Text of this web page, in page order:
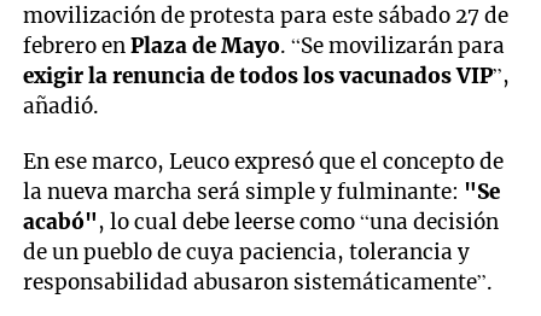
movilización de protesta para este sábado 27 de
febrero enPlaza de Mayo. “Se movilizarán para
exigir la renuncia de todos los vacunados VIP”,
añadió.
En ese marco, Leuco expresó que el concepto de
la nueva marcha será simple y fulminante: "Se
acabó", lo cual debe leerse como “una decisión
de un pueblo de cuya paciencia, tolerancia y
responsabilidad abusaron sistemáticamente”.